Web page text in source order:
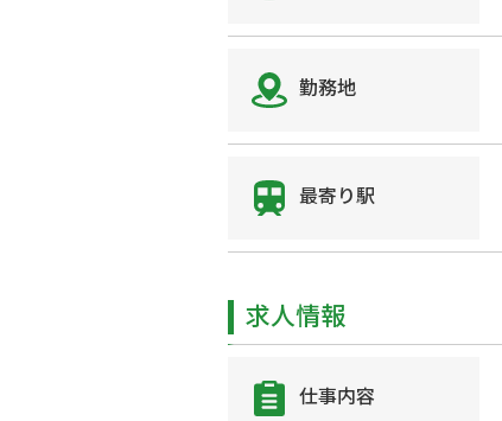
勤務地
最寄り駅
求人情報
仕事内容